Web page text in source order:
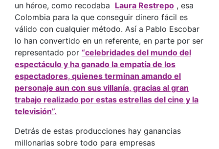
un héroe, como recodaba Laura Restrepo , esa
Colombia para la que conseguir dinero fácil es
válido con cualquier método. Así a Pablo Escobar
lo han convertido en un referente, en parte por ser
representado por “celebridades del mundo del
espectáculo y ha ganado la empatía de los
espectadores, quienes terminan amando el
personaje aun con sus villanía, gracias al gran
trabajo realizado por estas estrellas del cine y la
televisión”.
Detrás de estas producciones hay ganancias
millonarias sobre todo para empresas